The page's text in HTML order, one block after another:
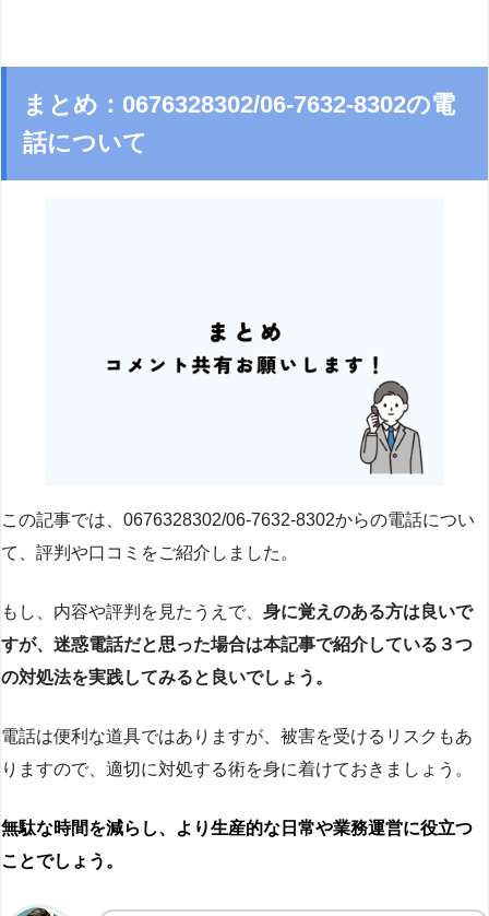
まとめ：0676328302/06-7632-8302の電
話について
この記事では、0676328302/06-7632-8302からの電話につい
て、評判や口コミをご紹介しました。
もし、内容や評判を見たうえで、 身に覚えのある方は良いで
すが、迷惑電話だと思った場合は本記事で紹介している３つ
の対処法を実践してみると良いでしょう。
電話は便利な道具ではありますが、被害を受けるリスクもあ
りますので、適切に対処する術を身に着けておきましょう。
無駄な時間を減らし、より生産的な日常や業務運営に役立つ
ことでしょう。